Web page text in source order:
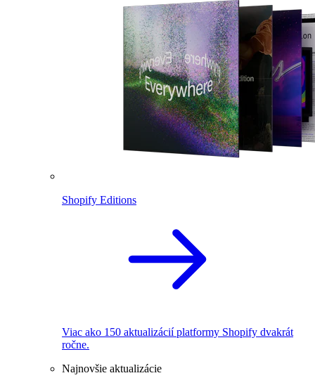
Shopify Editions
Viac ako 150 aktualizácií platformy Shopify dvakrát
ročne.
Najnovšie aktualizácie